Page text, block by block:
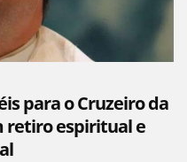
para o Cruzeiro da
retiro espiritual e